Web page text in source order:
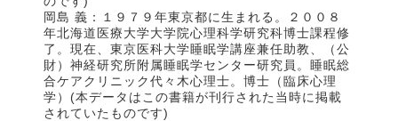
岡島 義：１９７９年東京都に生まれる。２００８
年北海道医療大学大学院心理科学研究科博士課程修
了。現在、東京医科大学睡眠学講座兼任助教、（公
財）神経研究所附属睡眠学センター研究員。睡眠総
合ケアクリニック代々木心理士。博士（臨床心理
学）(本データはこの書籍が刊行された当時に掲載
されていたものです)